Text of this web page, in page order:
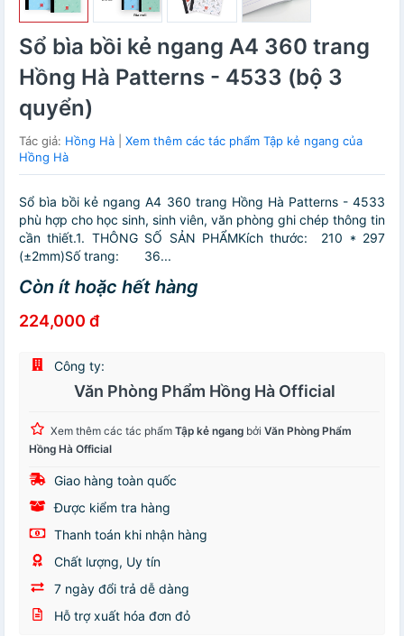
Sổ bìa bồi kẻ ngang A4 360 trang
Hồng Hà Patterns - 4533 (bộ 3
quyển)
Tác giả: Hồng Hà
Xem thêm các tác phẩm Tập kẻ ngang của
Hồng Hà
Sổ bìa bồi kẻ ngang A4 360 trang Hồng Hà Patterns - 4533
phù hợp cho học sinh, sinh viên, văn phòng ghi chép thông tin
cần thiết.1. THÔNG SỐ SẢN PHẨMKích thước: 210 * 297
(±2mm)Số trang: 36...
Còn ít hoặc hết hàng
224,000 đ
Công ty:
Văn Phòng Phẩm Hồng Hà Official
Xem thêm các tác phẩm Tập kẻ ngang bởi Văn Phòng Phẩm
Hồng Hà Official
Giao hàng toàn quốc
Được kiểm tra hàng
Thanh toán khi nhận hàng
Chất lượng, Uy tín
7 ngày đổi trả dễ dàng
Hỗ trợ xuất hóa đơn đỏ